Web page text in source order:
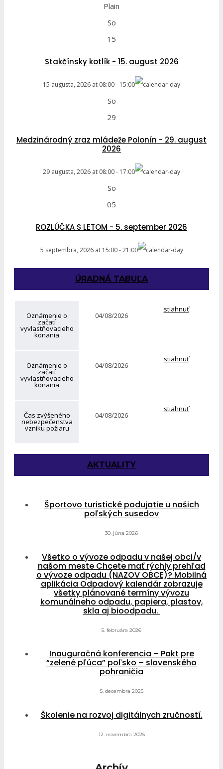
Plain
So
15
Stakčínsky kotlík - 15. august 2026
15 augusta, 2026 at 08:00- 15:00
So
29
Medzinárodný zraz mládeže Polonín - 29. august
2026
29 augusta, 2026 at 08:00- 17:00
So
05
ROZLÚČKA S LETOM - 5. september 2026
5 septembra, 2026 at 15:00-21:00
ÚRADNÁ TABUĽA
Oznámenie o
začatí
vyvlastňovacieho
konania
04/08/2026
stiahnuť
Oznámenie o
začatí
vyvlastňovacieho
konania
04/08/2026
stiahnuť
Čas zvýšeného
nebezpečenstva
vzniku požiaru
04/08/2026
stiahnuť
AKTUALITY
Športovo turistické podujatie u našich
poľských susedov
30. júna 2026
Všetko o vývoze odpadu v našej obci/v
našom meste Chcete mať rýchly prehľad
o vývoze odpadu (NAZOV OBCE)? Mobilná
aplikácia Odpadový kalendár zobrazuje
všetky plánované termíny vývozu
komunálneho odpadu, papiera, plastov,
skla aj bioodpadu.
5. februára 2026
Inauguračná konferencia – Pakt pre
“zelené pľúca” poľsko – slovenského
pohraničia
5. decembra 2025
Školenie na rozvoj digitálnych zručností.
12. novembra 2025